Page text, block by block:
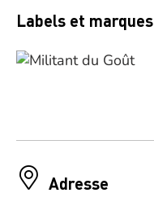
Labels et marques
Adresse